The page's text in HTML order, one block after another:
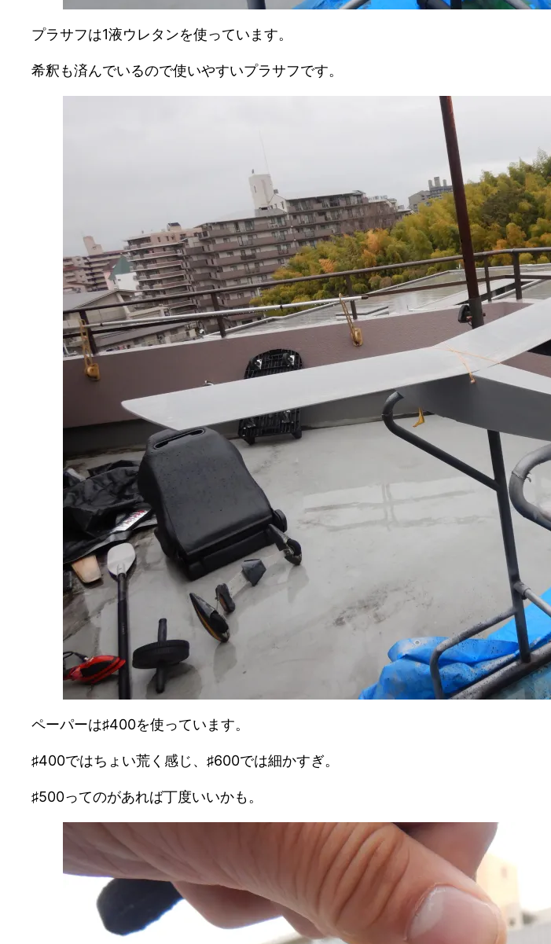
プラサフは1液ウレタンを使っています。
希釈も済んでいるので使いやすいプラサフです。
ペーパーは♯400を使っています。
♯400ではちょい荒く感じ、♯600では細かすぎ。
♯500ってのがあれば丁度いいかも。